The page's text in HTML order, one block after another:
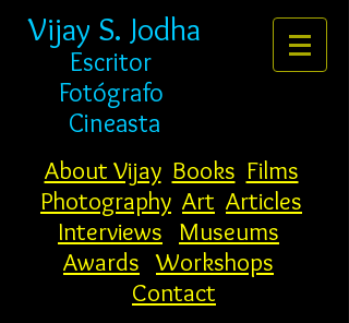
Vijay S. Jodha
Escritor
Fotógrafo
Cineasta
About Vijay Books Films
Photography Art Articles
Interviews
Museums
Awards Workshops
Contact